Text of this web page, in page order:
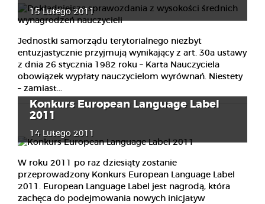
15 Lutego 2011
Jednostki samorządu terytorialnego niezbyt
entuzjastycznie przyjmują wynikający z art. 30a ustawy
z dnia 26 stycznia 1982 roku – Karta Nauczyciela
obowiązek wypłaty nauczycielom wyrównań. Niestety
– zamiast...
Konkurs European Language Label
2011
14 Lutego 2011
W roku 2011 po raz dziesiąty zostanie
przeprowadzony Konkurs European Language Label
2011. European Language Label jest nagrodą, która
zachęca do podejmowania nowych inicjatyw